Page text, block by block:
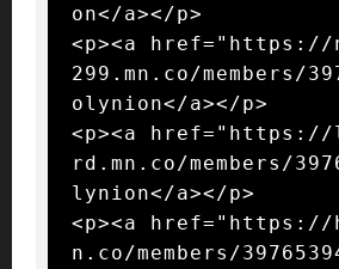
on</a></p>
<p><a href="https://
299.mn.co/members/
olynion</a></p>
<p><a
rd.mn.co/members/
lynion</a></p>
<p><a href="https://
n.co/members/